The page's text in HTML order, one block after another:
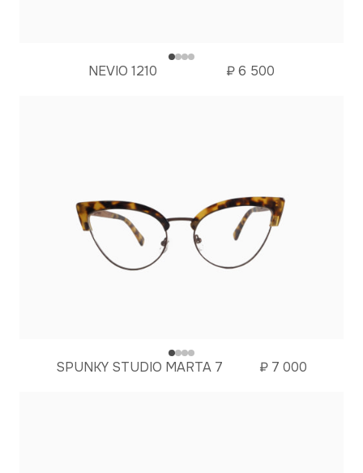
NEVIO 1210 ₽6 500
SPUNKY STUDIO MARTA 7 ₽ 7 000